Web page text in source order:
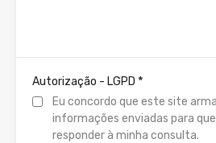
Autorização - LGPD *
Eu concordo que este site
informações enviadas para
responder à minha consulta.